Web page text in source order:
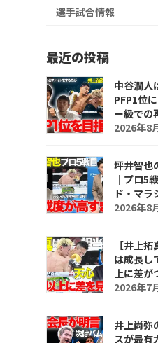
選手試合情報
最近の投稿
中谷潤人
PFP1位
ー級での
2026年8
坪井智也
｜プロ5
ド・マラ
2026年8
【井上
は成長し
上に差が
2026年7
井上尚弥
スが最